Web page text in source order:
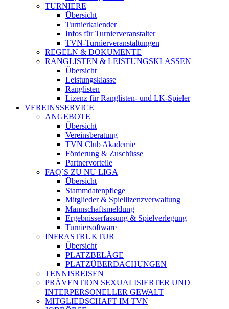
TURNIERE
Übersicht
Turnierkalender
Infos für Turnierveranstalter
TVN-Turnierveranstaltungen
REGELN & DOKUMENTE
RANGLISTEN & LEISTUNGSKLASSEN
Übersicht
Leistungsklasse
Ranglisten
Lizenz für Ranglisten- und LK-Spieler
VEREINSSERVICE
ANGEBOTE
Übersicht
Vereinsberatung
TVN Club Akademie
Förderung & Zuschüsse
Partnervorteile
FAQ´S ZU NU LIGA
Übersicht
Stammdatenpflege
Mitglieder & Spiellizenzverwaltung
Mannschaftsmeldung
Ergebnisserfassung & Spielverlegung
Turniersoftware
INFRASTRUKTUR
Übersicht
PLATZBELÄGE
PLATZÜBERDACHUNGEN
TENNISREISEN
PRÄVENTION SEXUALISIERTER UND
INTERPERSONELLER GEWALT
MITGLIEDSCHAFT IM TVN